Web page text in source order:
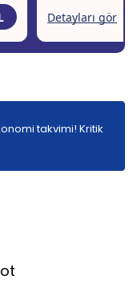
takvimi! Kritik